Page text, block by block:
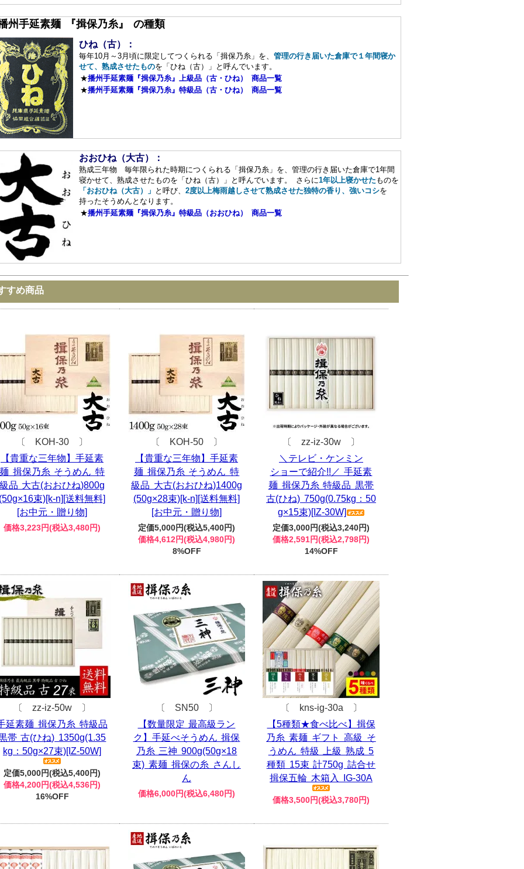
州手延素麺 『揖保乃糸』 の種類
ひね（古）：
毎年10月～3月頃に限定してつくられる「揖保乃糸」を、 管理の行き届いた倉庫で１年間寝か
せて、熟成させたものを「ひね（古）」と呼んでいます。
★播州手延素麺『揖保乃糸』上級品（古・ひね） 商品一覧
★播州手延素麺『揖保乃糸』特級品（古・ひね） 商品一覧
おおひね（大古）：
熟成三年物 毎年限られた時期につくられる「揖保乃糸」を、管理の行き届いた倉庫で1年間
寝かせて、熟成させたものを「ひね（古）」と呼んでいます。 さらに1年以上寝かせた ものを
「おおひね（大古）」 と呼び、 2度以上梅雨越しさせて熟成させた独特の香り、強いコシを
持ったそうめんとなります。
★播州手延素麺『揖保乃糸』特級品（おおひね） 商品一覧
すめ商品
〔 KOH-30 〕
【貴重な三年物】手延素
揖保乃糸 そうめん 特
品 大古(おおひね)800g
束)[k-n][送料無料]
[お中元・贈り物]
価格3,223円(税込3,480円)
〔 KOH-50 〕
【貴重な三年物】手延素
麺 揖保乃糸 そうめん 特
級品 大古(おおひね)1400g
(50g×28束)[k-n][送料無料]
[お中元・贈り物]
定価5,000円(税込5,400円)
価格4,612円(税込4,980円)
8%OFF
〔 zz-iz-30w 〕
＼テレビ・ケンミン
ショーで紹介!!／ 手延素
麺 揖保乃糸 特級品 黒帯
古(ひね) 750g(0.75kg：50
g×15束)[IZ-30W]
定価3,000円(税込3,240円)
価格2,591円(税込2,798円)
14%OFF
〔 zz-iz-50w 〕
延素麺 揖保乃糸 特級品
帯 古(ひね) 1350g(1.35
kg：50g×27束)[IZ-50W]
定価5,000円(税込5,400円)
価格4,200円(税込4,536円)
16%OFF
〔 SN50 〕
【数量限定 最高級ラン
ク】手延べそうめん 揖保
乃糸 三神 900g(50g×18
束) 素麺 揖保の糸 さんし
ん
価格6,000円(税込6,480円)
〔 kns-ig-30a 〕
【5種類★食べ比べ】揖保
乃糸 素麺 ギフト 高級 そ
うめん 特級 上級 熟成 5
種類 15束 計750g 詰合せ
揖保五輪 木箱入 IG-30A
価格3,500円(税込3,780円)